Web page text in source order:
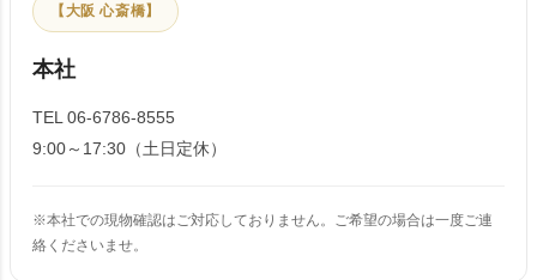
【大阪 心斎橋】
本社
TEL 06-6786-8555
9:00～17:30（土日定休）
※本社での現物確認はご対応しておりません。ご希望の場合は一度ご連
絡くださいませ。